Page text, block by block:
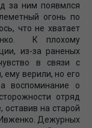
за ним появмлся
огонь по
что не хватает
К плохому
из-за раненых
в связи с
ему верили, но его
воспоминание о
отряд
на старой
Дежурных